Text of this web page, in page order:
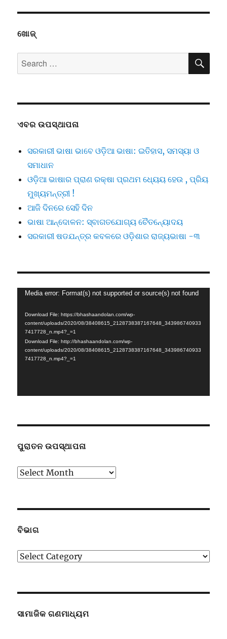
ଖୋଜ୍
Search
for:
ଏବର ଉପସ୍ଥାପନା
ସରକାରୀ ଭାଷା ଭାବେ ଓଡ଼ିଆ ଭାଷା: ଇତିହାସ, ସମସ୍ୟା ଓ
ସମାଧାନ
ଓଡ଼ିଆ ଭାଷାର ପ୍ରାଣ ରକ୍ଷା ପ୍ରଥମ ଧ୍ୟେୟ ହେଉ , ପ୍ରିୟ
ମୁଖ୍ୟମନ୍ତ୍ରୀ !
ଆଜି ଦିନରେ ସେହି ଦିନ
ଭାଷା ଆନ୍ଦୋଳନ: ସ୍ବାଗତଯୋଗ୍ୟ ଚୈତନ୍ୟୋଦୟ
ସରକାରୀ ଷଡଯନ୍ତ୍ର କବଳରେ ଓଡ଼ିଶାର ରାଜ୍ୟଭାଷା -୩
Video
Media error: Format(s) not supported or source(s) not found
Download File: https://bhashaandolan.com/wp-
content/uploads/2020/08/38408615_2128738387167648_343986740933
7417728_n.mp4?_=1
Download File: http://bhashaandolan.com/wp-
content/uploads/2020/08/38408615_2128738387167648_343986740933
7417728_n.mp4?_=1
ପୁରାତନ ଉପସ୍ଥାପନା
ପୁରାତନ
ବିଭାଗ
ବିଭାଗ
ସାମାଜିକ ଗଣମାଧ୍ୟମ